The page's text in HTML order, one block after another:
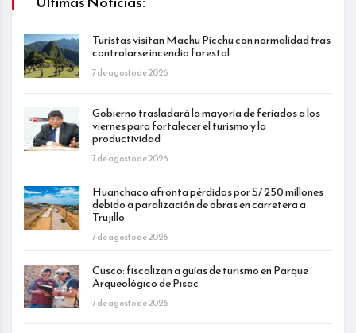
Turistas visitan Machu Picchu con normalidad tras
controlarse incendio forestal
7 de agosto de 2026
Gobierno trasladará la mayoría de feriados a los
viernes para fortalecer el turismo y la
productividad
7 de agosto de 2026
Huanchaco afronta pérdidas por S/ 250 millones
debido a paralización de obras en carretera a
Trujillo
7 de agosto de 2026
Cusco: fiscalizan a guías de turismo en Parque
Arqueológico de Pisac
7 de agosto de 2026